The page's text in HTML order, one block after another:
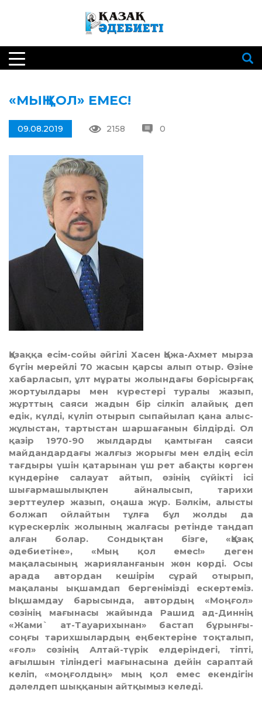
«МЫҢ ҚОЛ» ЕМЕС!
09.08.2019 2158 0
Қазаққа есім-сойы әйгілі Хасен Қожа-Ахмет мырза
бүгін мерейлі 70 жасын қарсы алып отыр. Өзіне
хабарласып, ұлт мұраты жолындағы бөрісырғақ
жортуылдары мен күрестері туралы жазып,
жұрттың саяси жадын бір сілкіп алайық деп
едік, күлді, күліп отырып сыпайылап қана алыс-
жұлыстан, тартыстан шаршағанын білдірді. Ол
қазір 1970-90 жылдарды қамтыған саяси
майдандардағы жалғыз жорығы мен елдің есіл
тағдыры үшін қатарынан үш рет абақты көрген
күндеріне салауат айтып, өзінің сүйікті ісі
шығармашылықпен айналысып, тарихи
зерттеулер жазып, оңаша жүр. Бәлкім, алысты
болжап ойлайтын тұлға бұл жолды да
күрескерлік жолының жалғасы ретінде таңдап
алған болар. Сондықтан бізге, «Қазақ
әдебиетіне», «Мың қол емес!» деген
мақаласының жарияланғанын жөн көрді. Осы
арада автордан кешірім сұрай отырып,
мақаланы ықшамдап бергенімізді ескертеміз.
Ықшамдау барысында, автордың «Моңғол»
сөзінің мағынасы жайында Рашид ад-Диннің
«Жами` ат-Тауарихынан» бастап бұрынғы-
соңғы тарихшылардың еңбектеріне тоқталып,
«ғол» сөзінің Алтай-түрік елдеріндегі, тіпті,
ағылшын тіліндегі мағынасына дейін сараптай
келіп, «моңғолдың» мың қол емес екендігін
дәлелдеп шыққанын айтқымыз келеді.